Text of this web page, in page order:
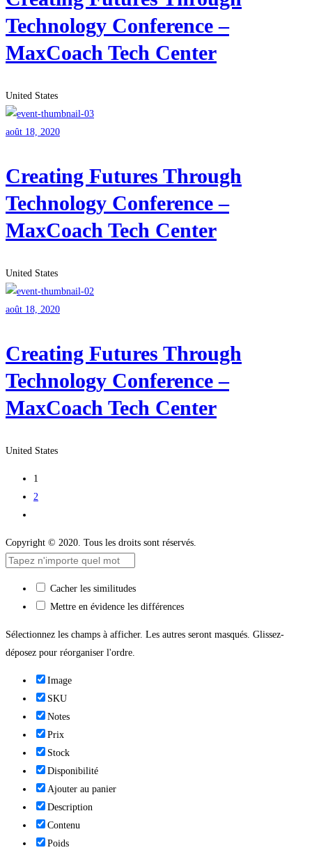
Technology Conference –
MaxCoach Tech Center
United States
août 18, 2020
Creating Futures Through
Technology Conference –
MaxCoach Tech Center
United States
août 18, 2020
Creating Futures Through
Technology Conference –
MaxCoach Tech Center
United States
1
2
Copyright © 2020. Tous les droits sont réservés.
Cacher les similitudes
Mettre en évidence les différences
Sélectionnez les champs à afficher. Les autres seront masqués. Glissez-
déposez pour réorganiser l'ordre.
Image
SKU
Notes
Prix
Stock
Disponibilité
Ajouter au panier
Description
Contenu
Poids